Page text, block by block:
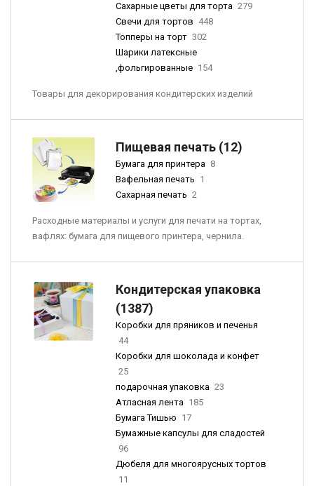
Сахарные цветы для торта 279
Свечи для тортов 448
Топперы на торт 302
Шарики латексные
,фольгированные 154
Товары для декорирования кондитерских изделий
Пищевая печать (12)
Бумага для принтера 8
Вафельная печать 1
Сахарная печать 2
Расходные материалы и услуги для печати на тортах,
вафлях: бумага для пищевого принтера, чернила.
Кондитерская упаковка
(1387)
Коробки для пряников и печенья
44
Коробки для шоколада и конфет
25
подарочная упаковка 23
Атласная лента 185
Бумага Тишью 17
Бумажные капсулы для сладостей
96
Дюбеля для многоярусных тортов
11